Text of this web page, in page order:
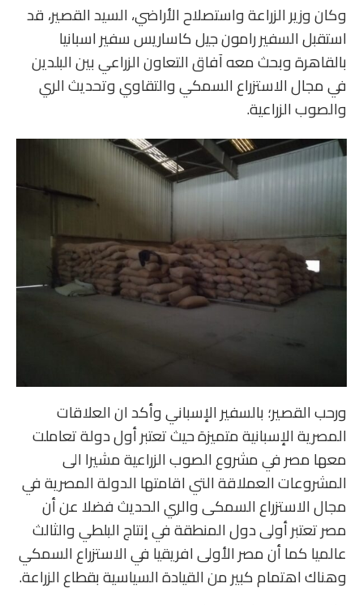
وكان وزير الزراعة واستصلاح الأراضي، السيد القصير، قد
استقبل السفير رامون جيل كاساريس سفير اسبانيا
بالقاهرة وبحث معه آفاق التعاون الزراعي بين البلدين
في مجال الاستزراع السمكي والتقاوي وتحديث الري
والصوب الزراعية.
ورحب القصير؛ بالسفير الإسباني وأكد ان العلاقات
المصرية الإسبانية متميزة حيث تعتبر أول دولة تعاملت
معها مصر في مشروع الصوب الزراعية مشيرا الى
المشروعات العملاقة التي اقامتها الدولة المصرية في
مجال الاستزراع السمكى والري الحديث فضلا عن أن
مصر تعتبر أولى دول المنطقة في إنتاج البلطي والثالث
عالميا كما أن مصر الأولى افريقيا في الاستزراع السمكي
وهناك اهتمام كبير من القيادة السياسية بقطاع الزراعة.